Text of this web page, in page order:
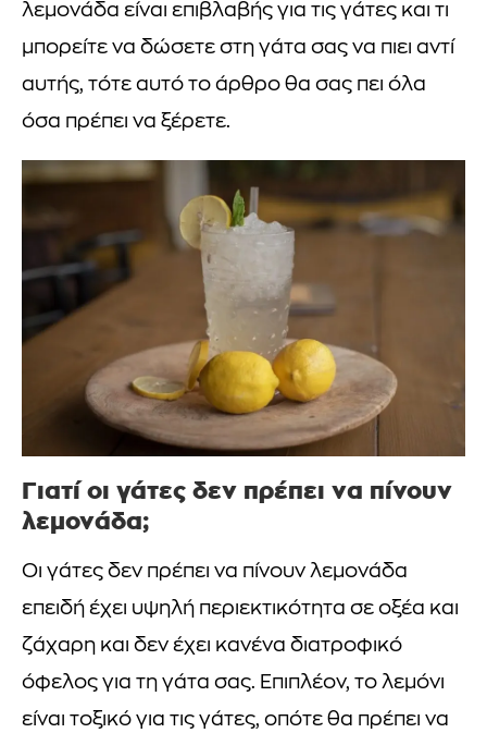
λεμονάδα είναι επιβλαβής για τις γάτες και τι
μπορείτε να δώσετε στη γάτα σας να πιει αντί
αυτής, τότε αυτό το άρθρο θα σας πει όλα
όσα πρέπει να ξέρετε.
Γιατί οι γάτες δεν πρέπει να πίνουν
λεμονάδα;
Οι γάτες δεν πρέπει να πίνουν λεμονάδα
επειδή έχει υψηλή περιεκτικότητα σε οξέα και
ζάχαρη και δεν έχει κανένα διατροφικό
όφελος για τη γάτα σας. Επιπλέον, το λεμόνι
είναι τοξικό για τις γάτες, οπότε θα πρέπει να